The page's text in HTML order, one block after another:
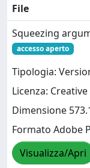
File
Squeezing
accesso aperto
Tipologia:
Licenza:
Dimensione
Formato Adobe
Visualizza/Apri